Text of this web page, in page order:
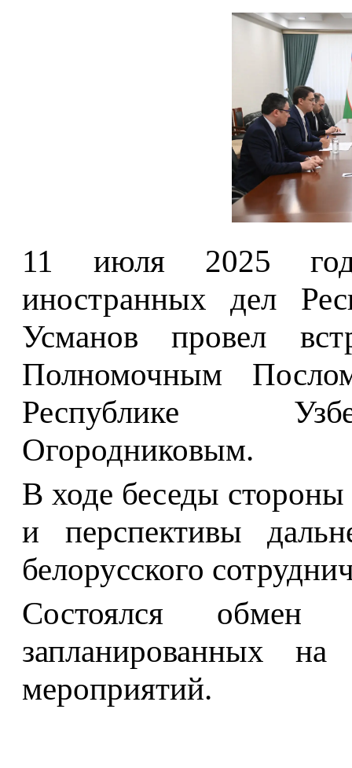
11 июля 2025
иностранных дел
Усманов провел
Полномочным
Республике
Огородниковым.
В ходе беседы стороны
и перспективы
белорусского
Состоялся
запланированных
мероприятий.